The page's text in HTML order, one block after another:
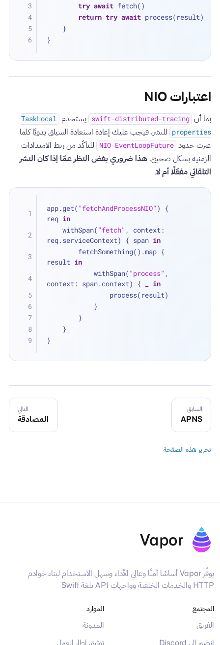
try await fetch()
return try await process(result)
    }
}
اعتبارات NIO
بما أن swift-distributed-tracing يستخدم
TaskLocal
properties
للنشر، فيجب عليك إعادة استعادة السياق يدويًا كلما
عبرت حدود NIO EventLoopFuture
للتأكّد من ربط الامتدادات
الزمنية بشكل صحيح. هذا ضروري بغض النظر عمّا إذا كان النشر
التلقائي مفعّلًا أم لا.
app.get( "fetchAndProcessNIO" ) {
req in
    withSpan(
"fetch" , context:
req.serviceContext) { span in
result in
            withSpan(
"process" ,
context: span.context) {
in
                process(result)
            }
        }
    }
}
السابق
APNS
التالي
المصادقة
تحرير هذه الصفحة
Vapor
يوفّر Vapor أساسًا آمنًا وعالي الأداء وسهل الاستخدام لبناء خوادم
HTTP والخدمات الخلفية وواجهات API بلغة Swift
المجتمع
الفريق
انضم إلى Discord
الموارد
المدونة
توثيق إطار العمل